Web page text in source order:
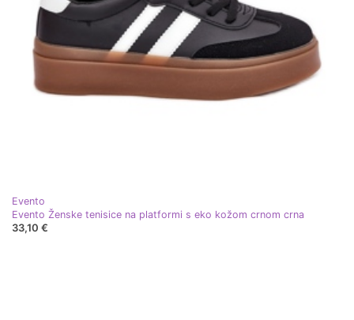
Evento
Evento Ženske tenisice na platformi s eko kožom crnom crna
33,10 €